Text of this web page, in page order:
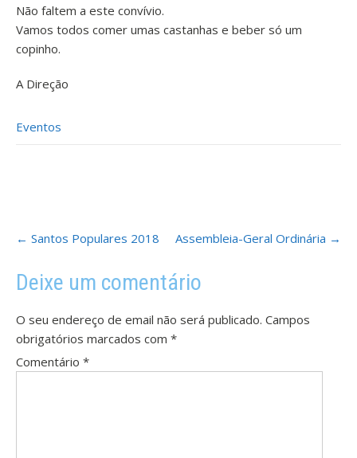
Não faltem a este convívio.
Vamos todos comer umas castanhas e beber só um
copinho.
A Direção
Eventos
navigation
← Santos Populares 2018 Assembleia-Geral Ordinária →
Deixe um comentário
O seu endereço de email não será publicado. Campos
obrigatórios marcados com *
Comentário *